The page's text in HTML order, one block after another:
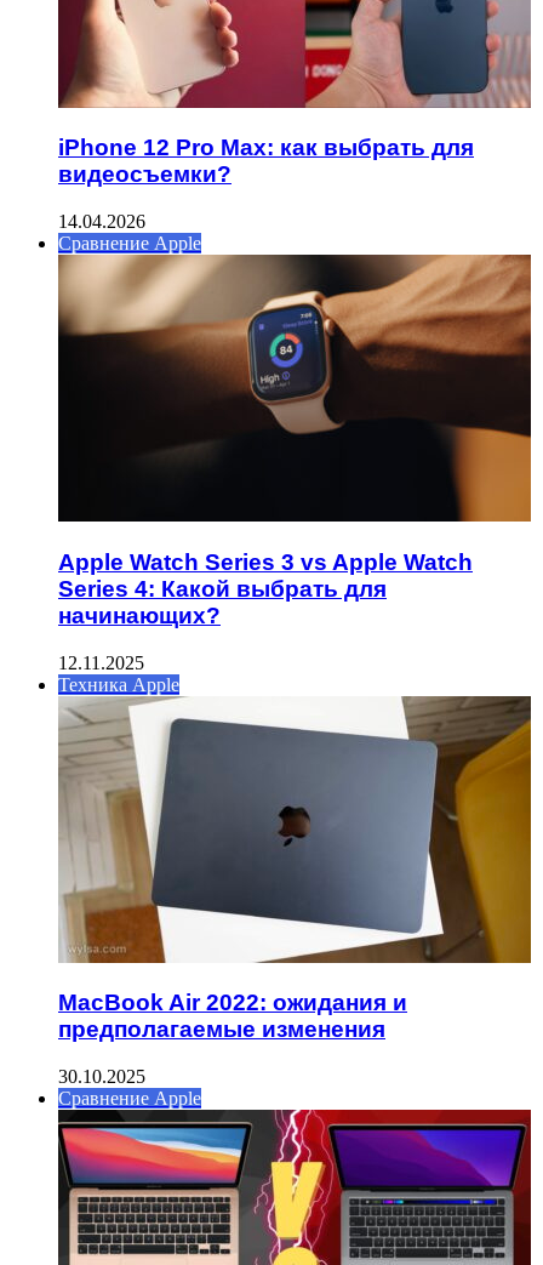
iPhone 12 Pro Max: как выбрать для
видеосъемки?
14.04.2026
Сравнение Apple
Apple Watch Series 3 vs Apple Watch
Series 4: Какой выбрать для
начинающих?
12.11.2025
Техника Apple
MacBook Air 2022: ожидания и
предполагаемые изменения
30.10.2025
Сравнение Apple